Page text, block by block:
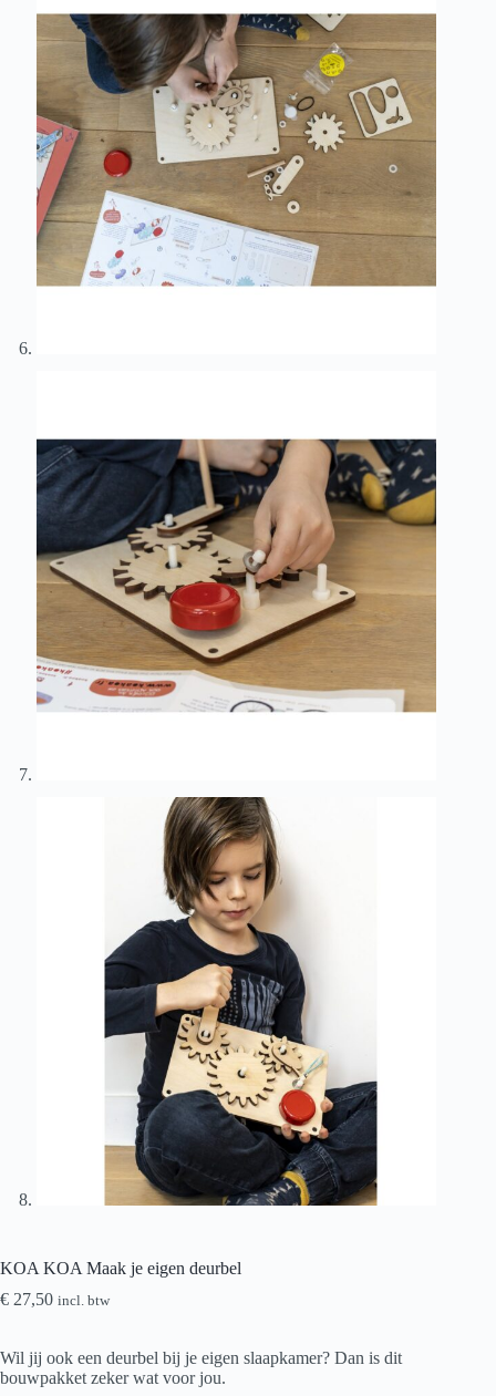
KOA KOA Maak je eigen deurbel
€ 27,50 incl. btw
Wil jij ook een deurbel bij je eigen slaapkamer? Dan is dit
bouwpakket zeker wat voor jou.